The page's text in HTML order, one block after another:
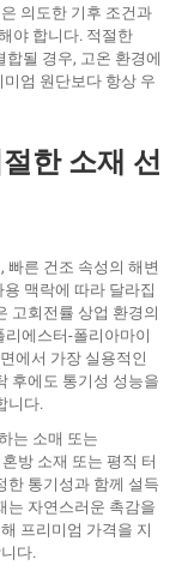
의도한 기후 조건과
야 합니다. 적절한
될 경우, 고온 환경에
엄 원단보다 항상 우
한 소재 선
빠른 건조 속성의 해변
맥락에 따라 달라집
고회전률 상업 환경의
리에스터-폴리아마이
에서 가장 실용적인
후에도 통기성 성능을
니다.
는 소매 또는
방 소재 또는 평직 터
한 통기성과 함께 설득
는 자연스러운 촉감을
프리미엄 가격을 지
다.